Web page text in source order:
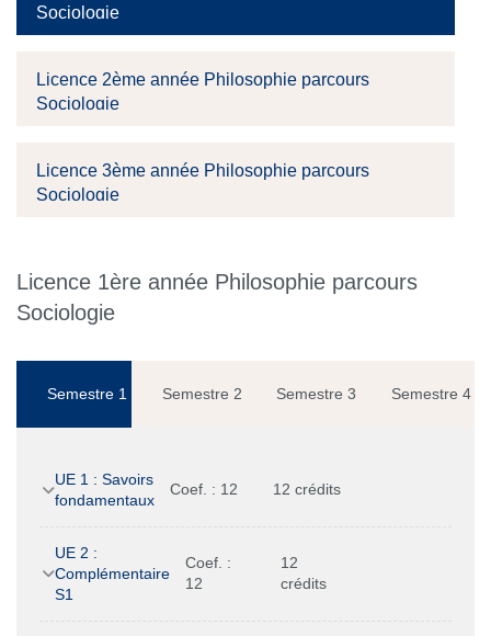
Sociologie
Licence 2ème année Philosophie parcours
Sociologie
Licence 3ème année Philosophie parcours
Sociologie
Licence 1ère année Philosophie parcours
Sociologie
Semestre 1 Semestre 2 Semestre 3 Semestre 4
UE 1 : Savoirs
fondamentaux
Coef. : 12 12 crédits
UE 2 :
Complémentaire
S1
Coef. :
12
12
crédits